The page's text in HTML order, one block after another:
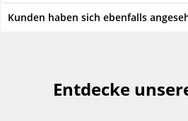
Kunden haben sich ebenfalls
Entdecke